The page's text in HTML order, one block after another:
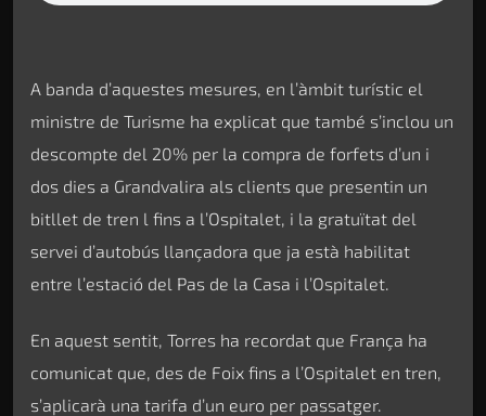
A banda d’aquestes mesures, en l’àmbit turístic el
ministre de Turisme ha explicat que també s’inclou un
descompte del 20% per la compra de forfets d’un i
dos dies a Grandvalira als clients que presentin un
bitllet de tren l fins a l’Ospitalet, i la gratuïtat del
servei d’autobús llançadora que ja està habilitat
entre l’estació del Pas de la Casa i l’Ospitalet.
En aquest sentit, Torres ha recordat que França ha
comunicat que, des de Foix fins a l’Ospitalet en tren,
s’aplicarà una tarifa d’un euro per passatger.